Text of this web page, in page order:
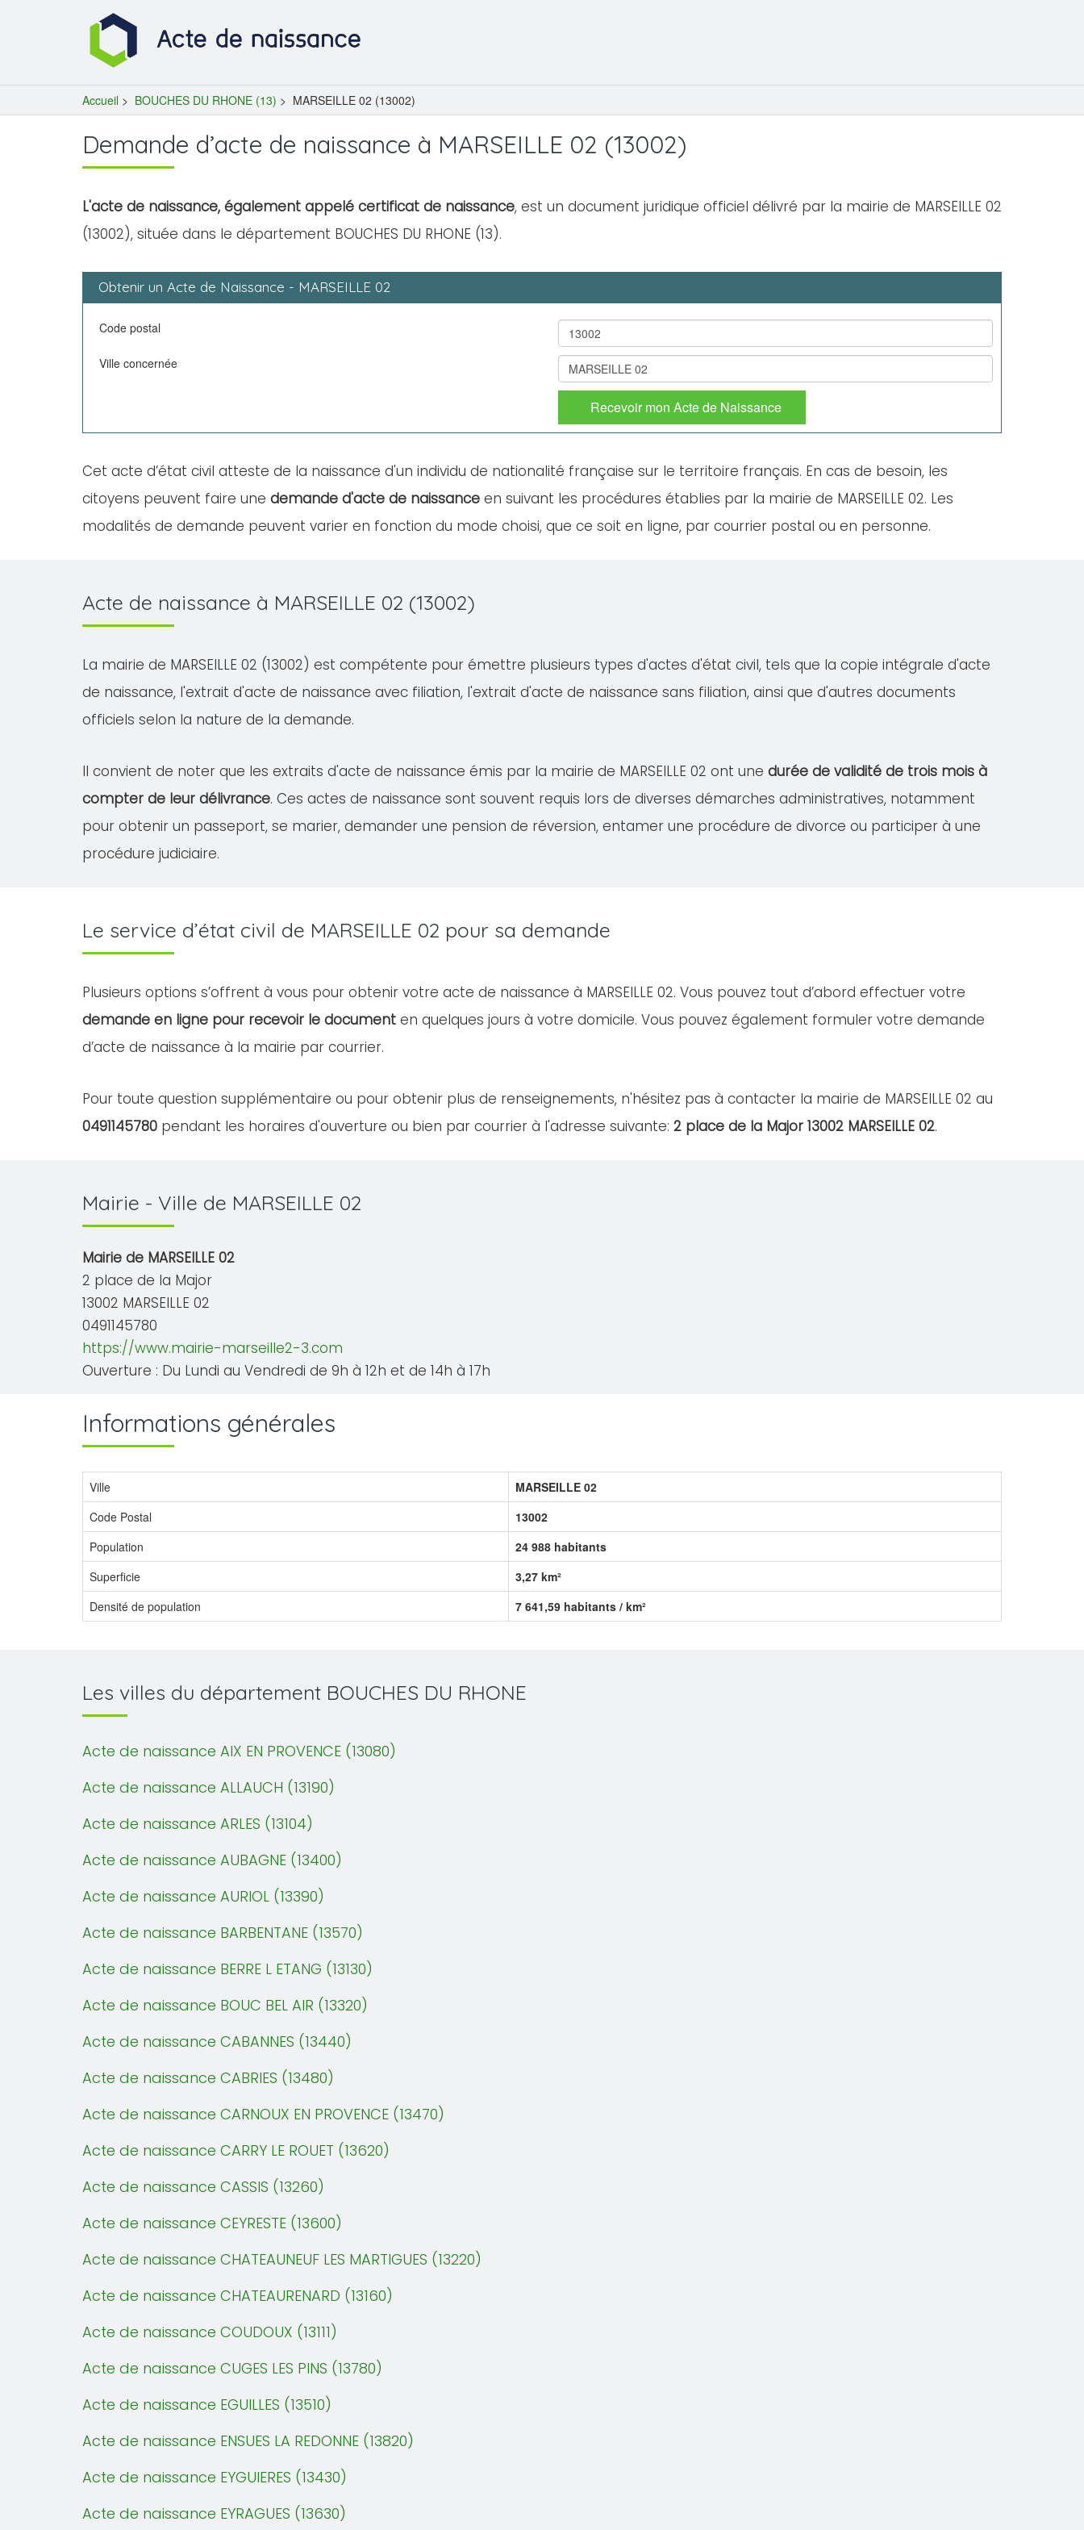
Accueil > BOUCHES DU RHONE (13) > MARSEILLE 02 (13002)
Demande d’acte de naissance à MARSEILLE 02 (13002)
L'acte de naissance, également appelé certificat de naissance, est un document juridique officiel délivré par la mairie de MARSEILLE 02
(13002), située dans le département BOUCHES DU RHONE (13).
Obtenir un Acte de Naissance - MARSEILLE 02
Code postal
Ville concernée
Recevoir mon Acte de Naissance
Cet acte d’état civil atteste de la naissance d'un individu de nationalité française sur le territoire français. En cas de besoin, les
citoyens peuvent faire une demande d'acte de naissance en suivant les procédures établies par la mairie de MARSEILLE 02. Les
modalités de demande peuvent varier en fonction du mode choisi, que ce soit en ligne, par courrier postal ou en personne.
Acte de naissance à MARSEILLE 02 (13002)
La mairie de MARSEILLE 02 (13002) est compétente pour émettre plusieurs types d'actes d'état civil, tels que la copie intégrale d'acte
de naissance, l'extrait d'acte de naissance avec filiation, l'extrait d'acte de naissance sans filiation, ainsi que d'autres documents
officiels selon la nature de la demande.
Il convient de noter que les extraits d'acte de naissance émis par la mairie de MARSEILLE 02 ont une durée de validité de trois mois à
compter de leur délivrance. Ces actes de naissance sont souvent requis lors de diverses démarches administratives, notamment
pour obtenir un passeport, se marier, demander une pension de réversion, entamer une procédure de divorce ou participer à une
procédure judiciaire.
Le service d’état civil de MARSEILLE 02 pour sa demande
Plusieurs options s’offrent à vous pour obtenir votre acte de naissance à MARSEILLE 02. Vous pouvez tout d’abord effectuer votre
demande en ligne pour recevoir le document en quelques jours à votre domicile. Vous pouvez également formuler votre demande
d’acte de naissance à la mairie par courrier.
Pour toute question supplémentaire ou pour obtenir plus de renseignements, n'hésitez pas à contacter la mairie de MARSEILLE 02 au
0491145780 pendant les horaires d'ouverture ou bien par courrier à l'adresse suivante: 2 place de la Major 13002 MARSEILLE 02.
Mairie - Ville de MARSEILLE 02
Mairie de MARSEILLE 02
2 place de la Major
13002 MARSEILLE 02
0491145780
https://www.mairie-marseille2-3.com
Ouverture : Du Lundi au Vendredi de 9h à 12h et de 14h à 17h
Informations générales
Ville
MARSEILLE 02
Code Postal
13002
Population
24 988 habitants
Superficie
3,27 km²
Densité de population
7 641,59 habitants / km²
Les villes du département BOUCHES DU RHONE
Acte de naissance AIX EN PROVENCE (13080)
Acte de naissance ALLAUCH (13190)
Acte de naissance ARLES (13104)
Acte de naissance AUBAGNE (13400)
Acte de naissance AURIOL (13390)
Acte de naissance BARBENTANE (13570)
Acte de naissance BERRE L ETANG (13130)
Acte de naissance BOUC BEL AIR (13320)
Acte de naissance CABANNES (13440)
Acte de naissance CABRIES (13480)
Acte de naissance CARNOUX EN PROVENCE (13470)
Acte de naissance CARRY LE ROUET (13620)
Acte de naissance CASSIS (13260)
Acte de naissance CEYRESTE (13600)
Acte de naissance CHATEAUNEUF LES MARTIGUES (13220)
Acte de naissance CHATEAURENARD (13160)
Acte de naissance COUDOUX (13111)
Acte de naissance CUGES LES PINS (13780)
Acte de naissance EGUILLES (13510)
Acte de naissance ENSUES LA REDONNE (13820)
Acte de naissance EYGUIERES (13430)
Acte de naissance EYRAGUES (13630)